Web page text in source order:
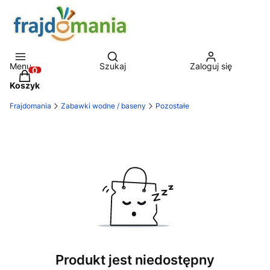
Menu
Otwórz wyszukiwarkę
Szukaj Zaloguj się
Produkty w koszyku: 0. Zobacz szczegóły
Koszyk
Frajdomania Zabawki wodne / baseny Pozostałe
Produkt jest niedostępny